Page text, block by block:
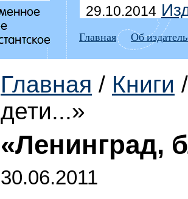
29.10.2014
Уоммака
побеждать
18.07.2014
Дмитрия
Уоммака
Главная Об
Главная / Книги
дети...»
«Ленинград,
30.06.2011